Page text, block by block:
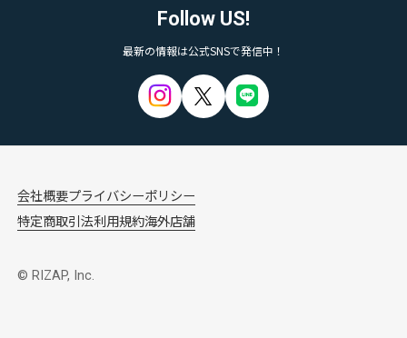
Follow US!
最新の情報は公式SNSで発信中！
会社概要プライバシーポリシー
特定商取引法利用規約海外店舗
© RIZAP, Inc.